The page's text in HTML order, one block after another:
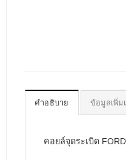
คำอธิบาย ข้อมูลเพิ่ม
คอยล์จุดระเบิด